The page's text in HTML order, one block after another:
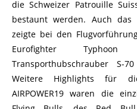
die Schweizer Patrouille
bestaunt werden. Auch das
zeigte bei den
Eurofighter
Transporthubschrauber S-
Weitere Highlights für
AIRPOWER19 waren die